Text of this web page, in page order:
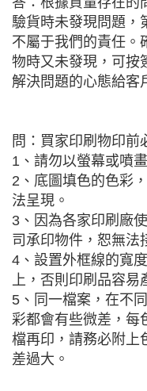
驗貨時未發現問題，
不屬于我們的責任。
物時又未發現，可按
解決問題的心態給客
問：買家印刷物印前
1、請勿以螢幕或噴
2、底圖填色的色彩
法呈現。
3、因為各家印刷廠
司承印物件，恕無法
4、設置外框線的寬
上，否則印刷品容易
5、同一檔案，在不
彩都會有些微差，每
檔再印，請務必附上
差過大。